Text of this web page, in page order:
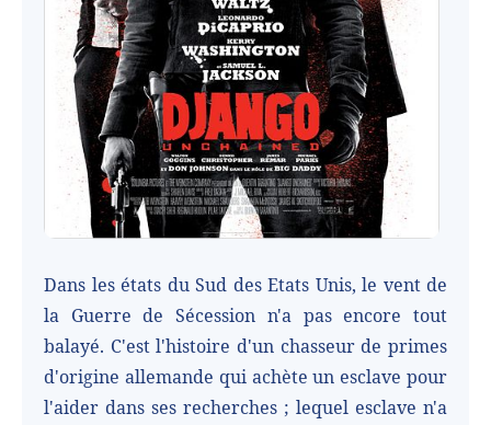
Dans les états du Sud des Etats Unis, le vent de
la Guerre de Sécession n'a pas encore tout
balayé. C'est l'histoire d'un chasseur de primes
d'origine allemande qui achète un esclave pour
l'aider dans ses recherches ; lequel esclave n'a